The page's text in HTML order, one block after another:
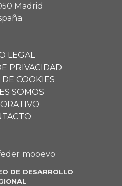
Madrid
LEGAL
PRIVACIDAD
COOKIES
SOMOS
DE DESARROLLO